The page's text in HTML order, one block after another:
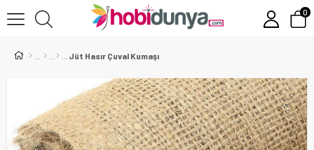
0
Jüt Hasır Çuval Kumaşı